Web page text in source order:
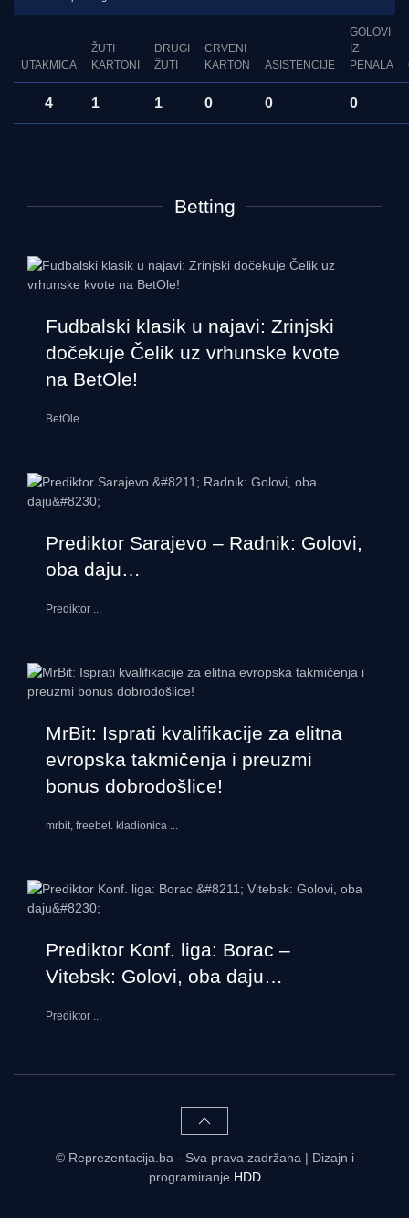
UTAKMICA
ŽUTI
KARTONI
DRUGI
ŽUTI
CRVENI
KARTON
ASISTENCIJE
GOLOVI
IZ
PENALA
4 1 1 0 0 0
Betting
Fudbalski klasik u najavi: Zrinjski
dočekuje Čelik uz vrhunske kvote
na BetOle!
BetOle ...
Prediktor Sarajevo – Radnik: Golovi,
oba daju…
Prediktor ...
MrBit: Isprati kvalifikacije za elitna
evropska takmičenja i preuzmi
bonus dobrodošlice!
mrbit, freebet. kladionica ...
Prediktor Konf. liga: Borac –
Vitebsk: Golovi, oba daju…
Prediktor ...
© Reprezentacija.ba - Sva prava zadržana | Dizajn i
programiranje HDD